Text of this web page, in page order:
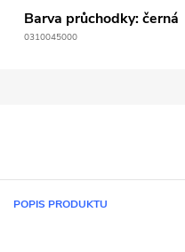
Barva průchodky: černá
0310045000
POPIS PRODUKTU